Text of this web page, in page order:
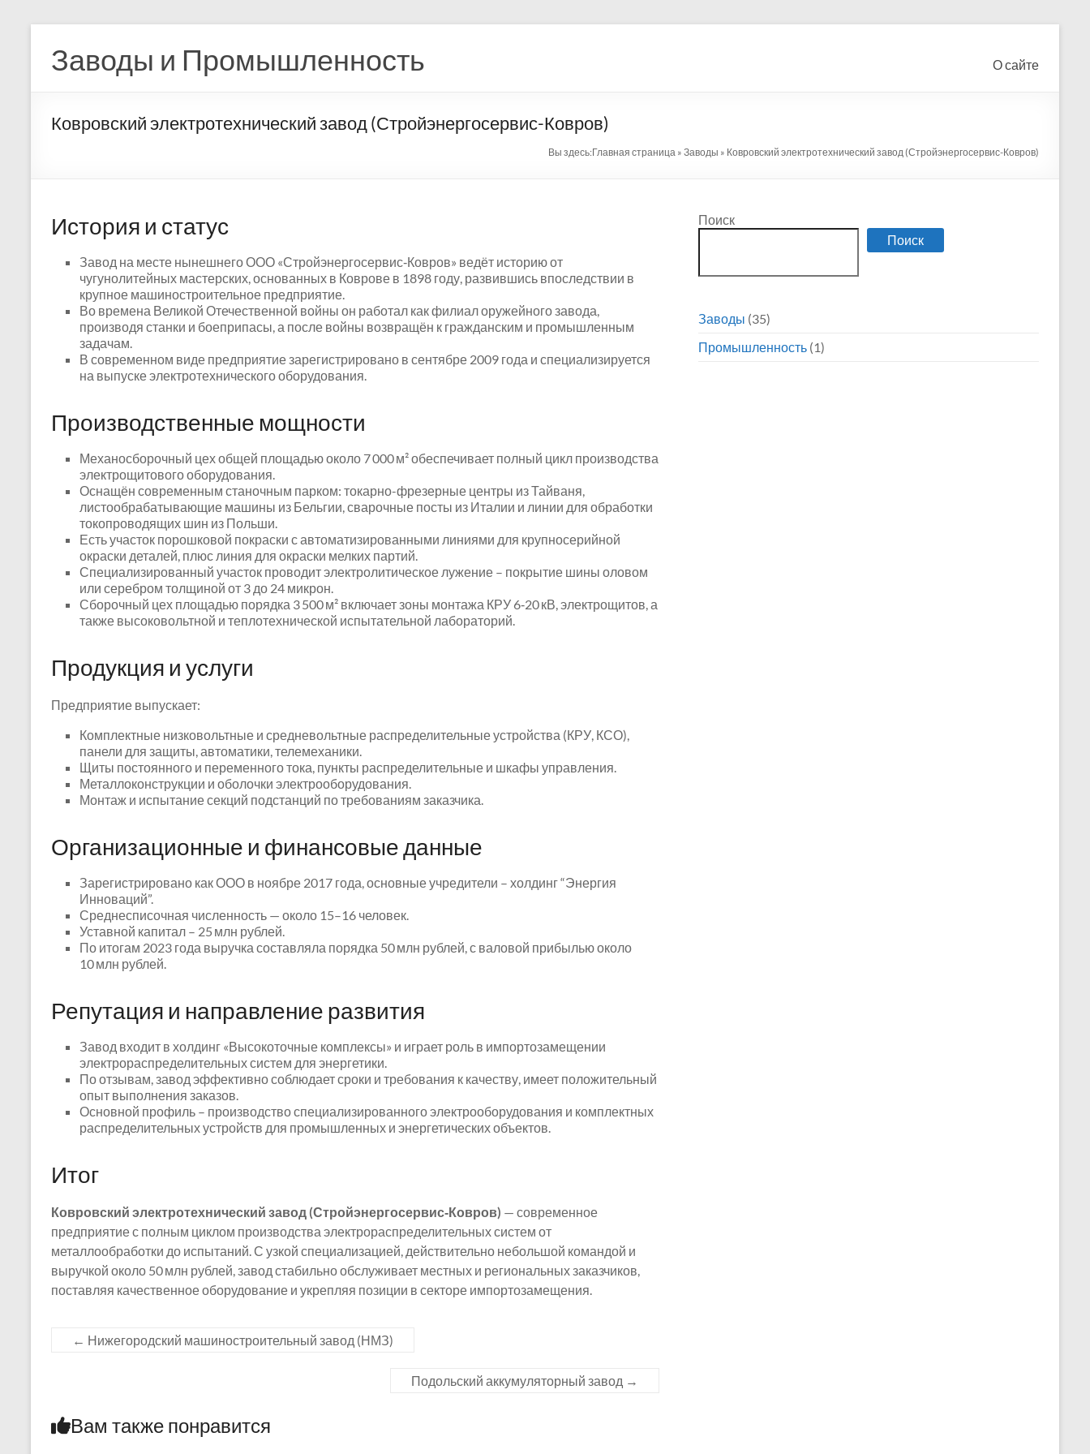
содержимому
Заводы и Промышленность О сайте
Ковровский электротехнический завод (Стройэнергосервис-Ковров)
Вы здесь:Главная страница » Заводы » Ковровский электротехнический завод (Стройэнергосервис-Ковров)
История и статус
Завод на месте нынешнего ООО «Стройэнергосервис‑Ковров» ведёт историю от
чугунолитейных мастерских, основанных в Коврове в 1898 году, развившись впоследствии в
крупное машиностроительное предприятие.
Во времена Великой Отечественной войны он работал как филиал оружейного завода,
производя станки и боеприпасы, а после войны возвращён к гражданским и промышленным
задачам.
В современном виде предприятие зарегистрировано в сентябре 2009 года и специализируется
на выпуске электротехнического оборудования.
Производственные мощности
Механосборочный цех общей площадью около 7 000 м² обеспечивает полный цикл производства
электрощитового оборудования.
Оснащён современным станочным парком: токарно-фрезерные центры из Тайваня,
листообрабатывающие машины из Бельгии, сварочные посты из Италии и линии для обработки
токопроводящих шин из Польши.
Есть участок порошковой покраски с автоматизированными линиями для крупносерийной
окраски деталей, плюс линия для окраски мелких партий.
Специализированный участок проводит электролитическое лужение – покрытие шины оловом
или серебром толщиной от 3 до 24 микрон.
Сборочный цех площадью порядка 3 500 м² включает зоны монтажа КРУ 6‑20 кВ, электрощитов, а
также высоковольтной и теплотехнической испытательной лабораторий.
Продукция и услуги
Предприятие выпускает:
Комплектные низковольтные и средневольтные распределительные устройства (КРУ, КСО),
панели для защиты, автоматики, телемеханики.
Щиты постоянного и переменного тока, пункты распределительные и шкафы управления.
Металлоконструкции и оболочки электрооборудования.
Монтаж и испытание секций подстанций по требованиям заказчика.
Организационные и финансовые данные
Зарегистрировано как ООО в ноябре 2017 года, основные учредители – холдинг “Энергия
Инноваций”.
Среднесписочная численность — около 15–16 человек.
Уставной капитал – 25 млн рублей.
По итогам 2023 года выручка составляла порядка 50 млн рублей, с валовой прибылью около
10 млн рублей.
Репутация и направление развития
Завод входит в холдинг «Высокоточные комплексы» и играет роль в импортозамещении
электрораспределительных систем для энергетики.
По отзывам, завод эффективно соблюдает сроки и требования к качеству, имеет положительный
опыт выполнения заказов.
Основной профиль – производство специализированного электрооборудования и комплектных
распределительных устройств для промышленных и энергетических объектов.
Итог
Ковровский электротехнический завод (Стройэнергосервис‑Ковров) — современное
предприятие с полным циклом производства электрораспределительных систем от
металлообработки до испытаний. С узкой специализацией, действительно небольшой командой и
выручкой около 50 млн рублей, завод стабильно обслуживает местных и региональных заказчиков,
поставляя качественное оборудование и укрепляя позиции в секторе импортозамещения.
← Нижегородский машиностроительный завод (НМЗ)
Подольский аккумуляторный завод →
Вам также понравится
Поиск
Поиск
Заводы (35)
Промышленность (1)